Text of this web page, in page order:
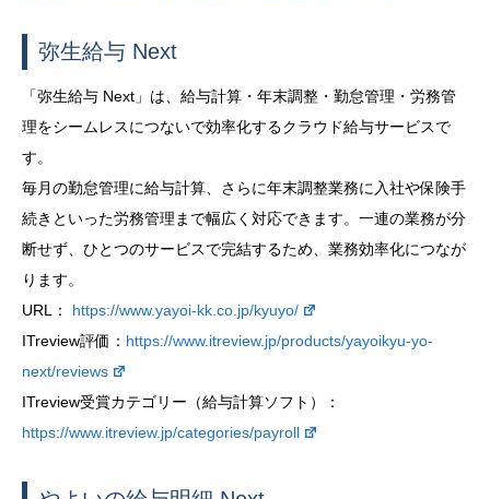
弥生給与 Next
「弥生給与 Next」は、給与計算・年末調整・勤怠管理・労務管
理をシームレスにつないで効率化するクラウド給与サービスで
す。
毎月の勤怠管理に給与計算、さらに年末調整業務に入社や保険手
続きといった労務管理まで幅広く対応できます。一連の業務が分
断せず、ひとつのサービスで完結するため、業務効率化につなが
ります。
URL： https://www.yayoi-kk.co.jp/kyuyo/
ITreview評価： https://www.itreview.jp/products/yayoikyu-yo-
next/reviews
ITreview受賞カテゴリー（給与計算ソフト）：
https://www.itreview.jp/categories/payroll